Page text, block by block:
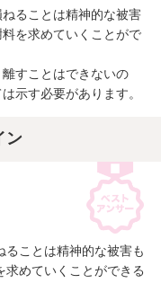
ることは精神的な被害
を求めていくことがで
すことはできないの
示す必要があります。
ン
ることは精神的な被害も
めていくことができる